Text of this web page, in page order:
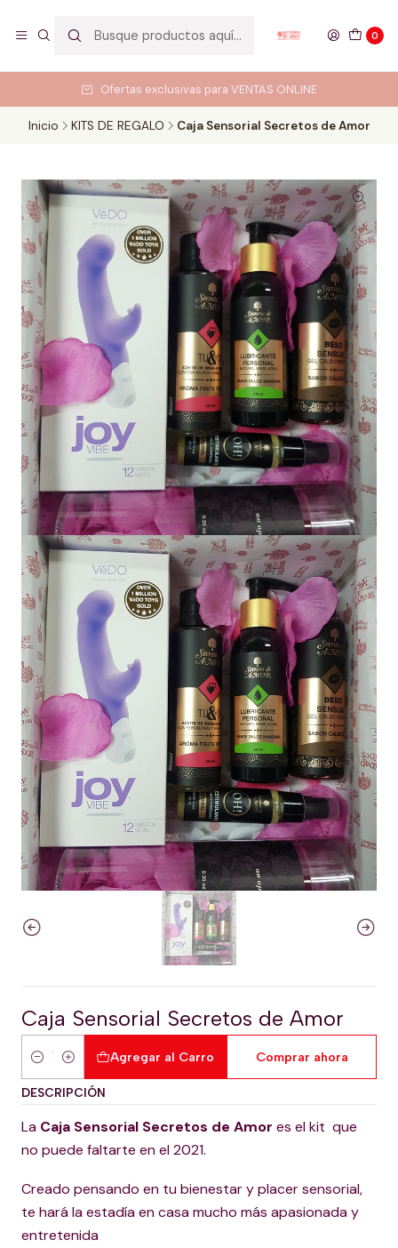
0
Ofertas exclusivas para VENTAS ONLINE
Inicio KITS DE REGALO Caja Sensorial Secretos de Amor
Caja Sensorial Secretos de Amor
Cantidad
Agregar al Carro Comprar ahora
DESCRIPCIÓN
La Caja Sensorial Secretos de Amor es el kit que
no puede faltarte en el 2021.
Creado pensando en tu bienestar y placer sensorial,
te hará la estadía en casa mucho más apasionada y
entretenida